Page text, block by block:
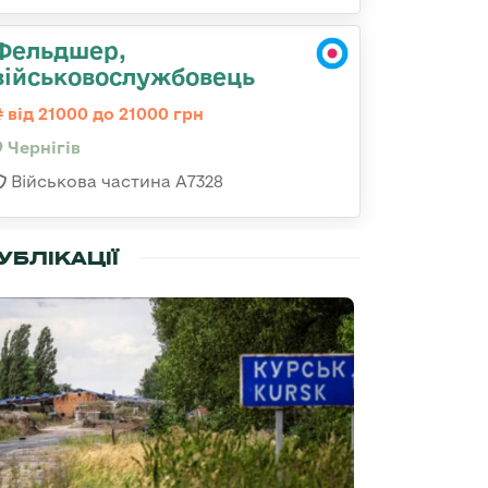
від 21000 до 21000 грн
Чернігів
Військова частина А7328